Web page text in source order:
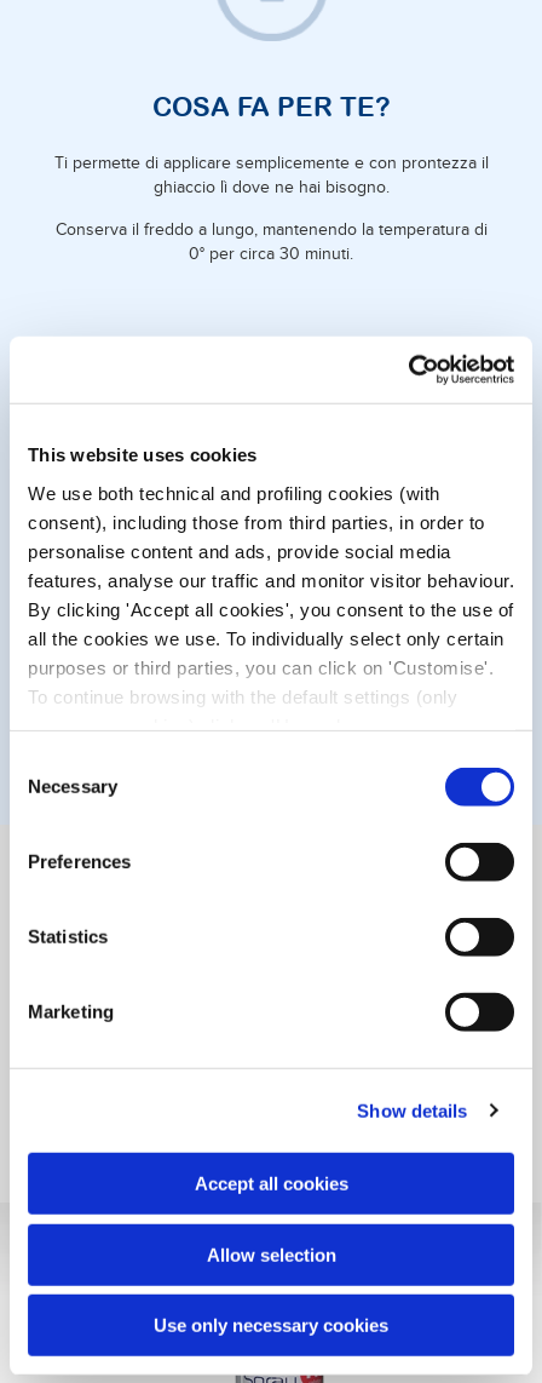
This website uses cookies
We use both technical and profiling cookies (with
consent), including those from third parties, in order to
personalise content and ads, provide social media
features, analyse our traffic and monitor visitor behaviour.
By clicking 'Accept all cookies', you consent to the use of
all the cookies we use. To individually select only certain
purposes or third parties, you can click on 'Customise'.
To continue browsing with the default settings (only
Policy. The cookie settings can be updated at any time
Selection
Necessary
Preferences
Statistics
Marketing
Show details
Accept all cookies
Allow selection
Use only necessary cookies
COSA FA PER TE?
Ti permette di applicare semplicemente e con prontezza il
ghiaccio lì dove ne hai bisogno.
Conserva il freddo a lungo, mantenendo la temperatura di
0° per circa 30 minuti.
LA SUA PARTICOLARITÀ?
Il ghiaccio si attiva in pochi secondi grazie a una semplice
pressione sull'esterno della busta e, proprio grazie
all'effetto di raffreddamento rapido, puoi effettuare
due buste monouso, ognuna della misura di 13,5cm x 18cm.